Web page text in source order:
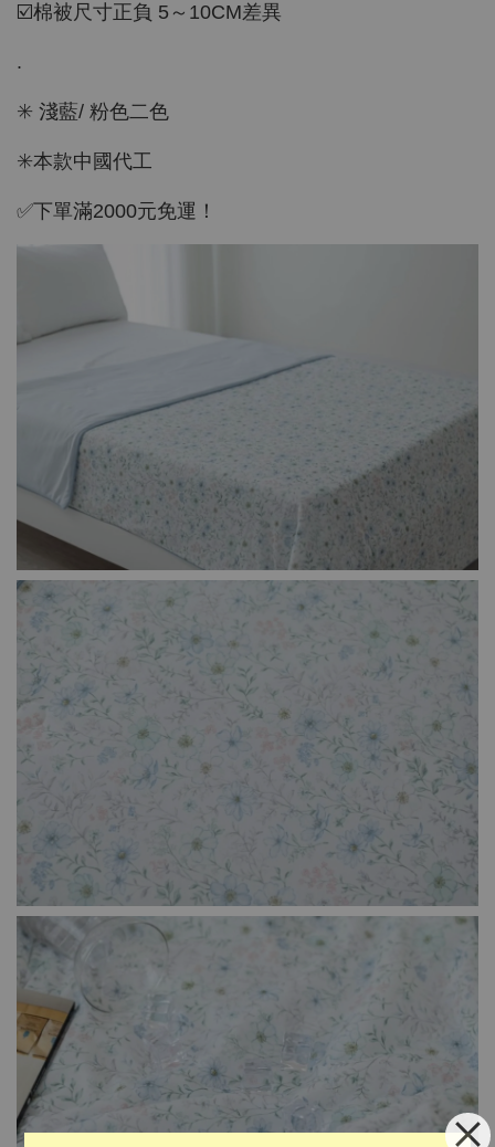
☑️棉被尺寸正負 5～10CM差異
.
✳️ 淺藍/ 粉色二色
✳️本款中國代工
✅下單滿2000元免運！